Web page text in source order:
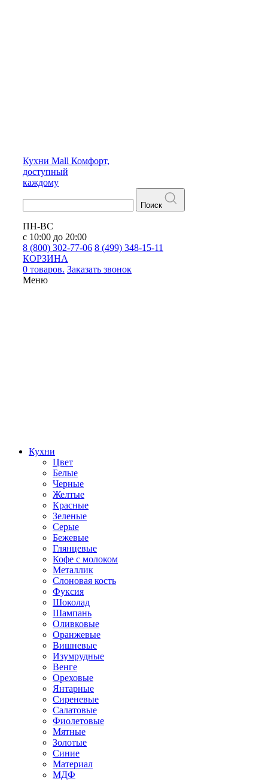
Кухни Mall Комфорт,
доступный
каждому
Поиск
ПН-ВС
с 10:00 до 20:00
8 (800) 302-77-06 8 (499) 348-15-11
КОРЗИНА
0 товаров. Заказать звонок
Меню
Кухни
Цвет
Белые
Черные
Желтые
Красные
Зеленые
Серые
Бежевые
Глянцевые
Кофе с молоком
Металлик
Слоновая кость
Фуксия
Шоколад
Шампань
Оливковые
Оранжевые
Вишневые
Изумрудные
Венге
Ореховые
Янтарные
Сиреневые
Салатовые
Фиолетовые
Мятные
Золотые
Синие
Материал
МДФ